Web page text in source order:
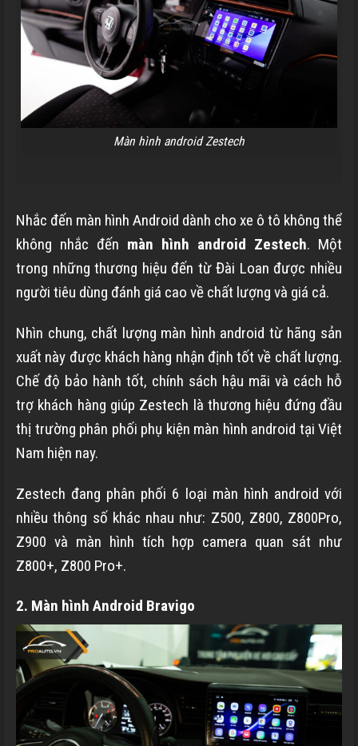
Màn hình android Zestech
Nhắc đến màn hình Android dành cho xe ô tô không thể
không nhắc đến màn hình android Zestech. Một
trong những thương hiệu đến từ Đài Loan được nhiều
người tiêu dùng đánh giá cao về chất lượng và giá cả.
Nhìn chung, chất lượng màn hình android từ hãng sản
xuất này được khách hàng nhận định tốt về chất lượng.
Chế độ bảo hành tốt, chính sách hậu mãi và cách hỗ
trợ khách hàng giúp Zestech là thương hiệu đứng đầu
thị trường phân phối phụ kiện màn hình android tại Việt
Nam hiện nay.
Zestech đang phân phối 6 loại màn hình android với
nhiều thông số khác nhau như: Z500, Z800, Z800Pro,
Z900 và màn hình tích hợp camera quan sát như
Z800+, Z800 Pro+.
2. Màn hình Android Bravigo